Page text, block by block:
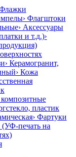
› Флагштоки
› Аксессуары
и т.д.)›
› Керамогранит,
› Кожа
пластик
› Фартуки
(УФ-печать на